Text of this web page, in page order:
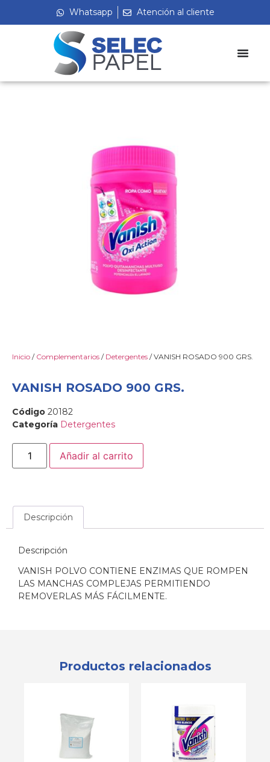
Whatsapp Atención al cliente
Inicio / Complementarios / Detergentes / VANISH ROSADO 900 GRS.
VANISH ROSADO 900 GRS.
Código 20182
Categoría Detergentes
Añadir al carrito
Descripción
Descripción
VANISH POLVO CONTIENE ENZIMAS QUE ROMPEN
LAS MANCHAS COMPLEJAS PERMITIENDO
REMOVERLAS MÁS FÁCILMENTE.
Productos relacionados